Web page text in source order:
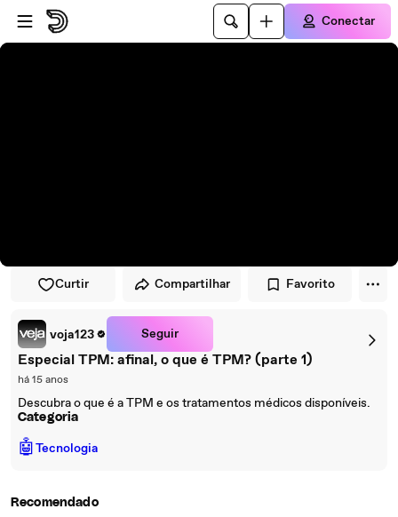
Pular para o player
Ir para o conteúdo principal
Conectar
Curtir Compartilhar Favorito
voja123 Seguir
Especial TPM: afinal, o que é TPM? (parte 1)
há 15 anos
Descubra o que é a TPM e os tratamentos médicos disponíveis.
Categoria
🤖Tecnologia
Recomendado